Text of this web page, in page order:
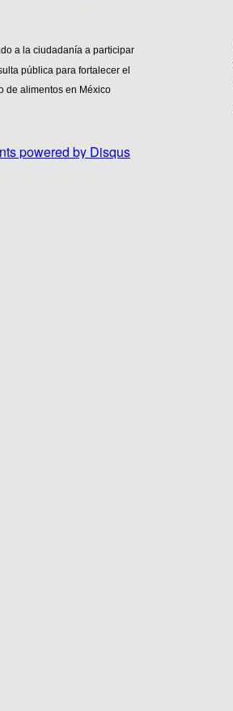
a la ciudadanía a participar
pública para fortalecer el
de alimentos en México
powered by Disqus